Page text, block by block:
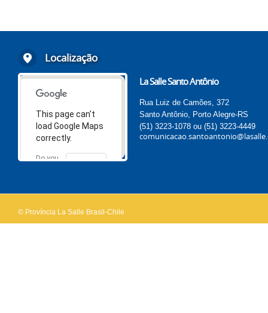
Localização
This page can't
load Google Maps
correctly.
Do you
OK
La Salle Santo Antônio
Rua Luiz de Camões, 372
Santo Antônio, Porto Alegre-RS
(51) 3223-1078 ou (51) 3223-4449
© Província La Salle Brasil-Chile